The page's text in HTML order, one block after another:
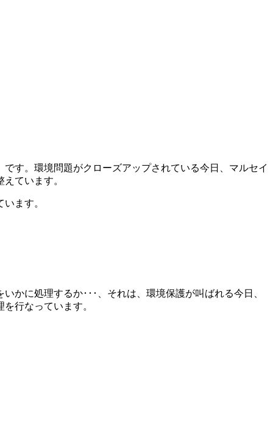
す。環境問題がクローズアップされている今日、マルセイ
ています。
ます。
かに処理するか･･･、それは、環境保護が叫ばれる今日、
行なっています。